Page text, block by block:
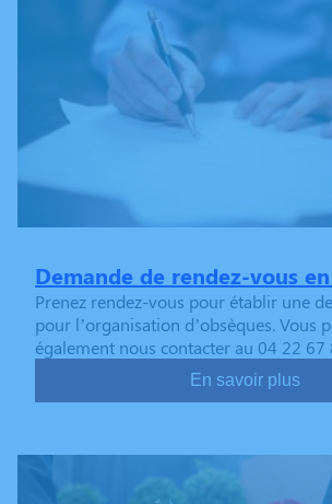
Demande de rendez-vous
Prenez rendez-vous pour établir une
pour l’organisation d’obsèques. Vous
également nous contacter au 04 22 67
En savoir plus